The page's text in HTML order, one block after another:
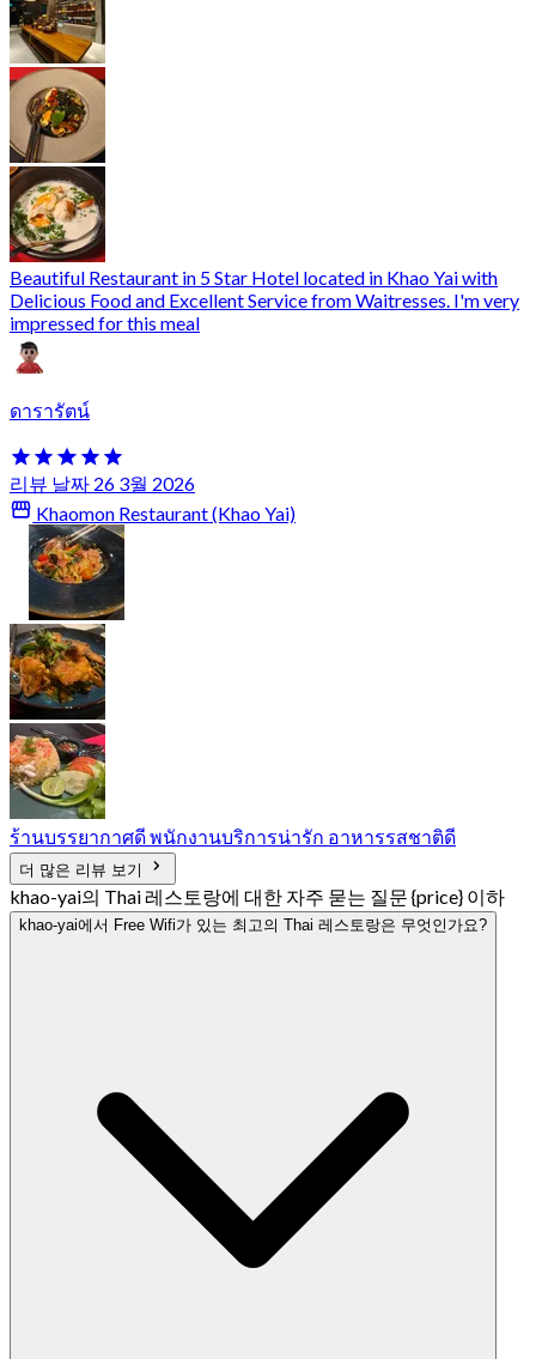
Beautiful Restaurant in 5 Star Hotel located in Khao Yai with
Delicious Food and Excellent Service from Waitresses. I'm very
impressed for this meal
ดารารัตน์
리뷰 날짜 26 3월 2026
Khaomon Restaurant (Khao Yai)
ร้านบรรยากาศดี พนักงานบริการน่ารัก อาหารรสชาติดี
더 많은 리뷰 보기
khao-yai의 Thai 레스토랑에 대한 자주 묻는 질문 {price} 이하
khao-yai에서 Free Wifi가 있는 최고의 Thai 레스토랑은 무엇인가요?